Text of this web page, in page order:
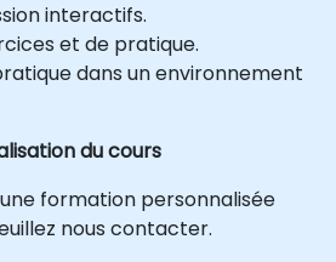
interactifs.
et de pratique.
dans un environnement
du cours
formation personnalisée
nous contacter.